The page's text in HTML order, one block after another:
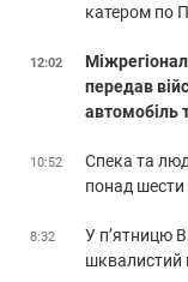
катером по
12:02
передав
автомобіль
10:52
Спека та
понад шести
8:32
У п’ятницю
шквалистий